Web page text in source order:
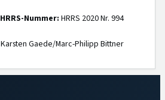
HRRS-Nummer: HRRS 2020 Nr. 994
Karsten Gaede/Marc-Philipp Bittner